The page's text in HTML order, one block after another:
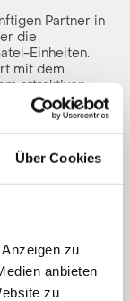
Über Cookies
zu
anbieten
zu
Partner in
die
Einheiten.
mit dem
attraktiven
ersten
sind
Standorte
EXPO23 ist
ist, seine
engagierten